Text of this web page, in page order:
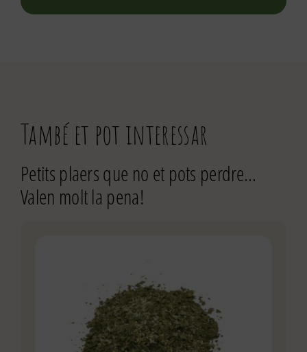
També et pot interessar
Petits plaers que no et pots perdre…
Valen molt la pena!